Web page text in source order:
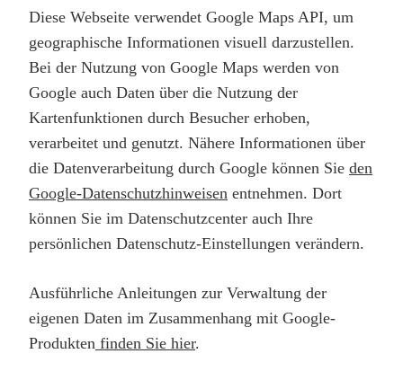
Diese Webseite verwendet Google Maps API, um
geographische Informationen visuell darzustellen.
Bei der Nutzung von Google Maps werden von
Google auch Daten über die Nutzung der
Kartenfunktionen durch Besucher erhoben,
verarbeitet und genutzt. Nähere Informationen über
die Datenverarbeitung durch Google können Sie den
Google-Datenschutzhinweisen entnehmen. Dort
können Sie im Datenschutzcenter auch Ihre
persönlichen Datenschutz-Einstellungen verändern.
Ausführliche Anleitungen zur Verwaltung der
eigenen Daten im Zusammenhang mit Google-
Produkten finden Sie hier.